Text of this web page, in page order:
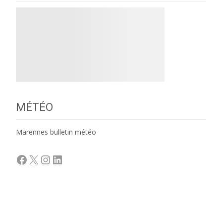
MÉTÉO
Marennes bulletin météo
Facebook
X Instagram
LinkedIn